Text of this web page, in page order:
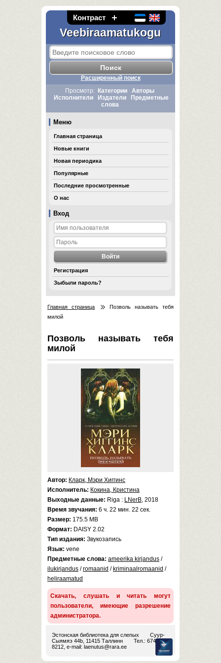
Контраст
Veebiraamatukogu
Вход
Регистрация
Зыбыли пароль?
Расширенный поиск
Просмотр:
Категории
Авторы
Исполнители
Издатели
Предметные
слова
Меню
Главная страница
Новые книги
Новая периодика
Популярные
Последние просмотренные
О нас
Главная страница
Позволь называть тебя
милой
Позволь называть тебя
милой
Автор: Кларк, Мэри Хиггинс
Исполнитель: Кокина, Кристина
Выходные данные: Riga : LNerB, 2018
Время звучания: 6 ч. 22 мин. 22 сек.
Размер: 175.5 MB
Формат: DAISY 2.02
Тип издания: Звукозапись
Язык: vene
Предметные слова: ameerika kirjandus /
ilukirjandus /romaanid / kriminaalromaanid /
heliraamatud
Скачать, слушать и читать могут
пользователи, имеющие разрешение
администратора.
Эстонская библиотека для слепых
Суур-
Сыямяэ 44b, 11415 Таллинн
Тел.: 674
8212, e-mail: laenutus@rara.ee